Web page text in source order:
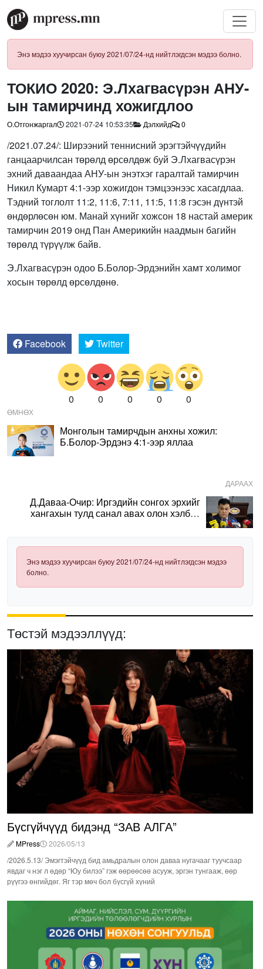
Энэ мэдээ хуучирсан буюу 2021/07/24-нд нийтлэгдсэн мэдээ болно.
ТОКИО 2020: Э.Лхагвасүрэн АНУ-
ын тамирчинд хожигдлоо
О.Отгонжаргал 2021-07-24 10:53:35 Дэлхийд 0
/2021.07.24/: Ширээний теннисний эрэгтэйчүүдийн
ганцаарчилсан төрөлд өрсөлдөж буй Э.Лхагвасүрэн
эхний даваандаа АНУ-ын энэтхэг гаралтай тамирчин
Никил Кумарт 4:1-ээр хожигдон тэмцээнээс хасагдлаа.
Тэдний тоглолт 11:2, 11:6, 7:11, 11:5, 11:8 гэсэн дүнтэй
өндөрлөсөн юм. Манай хүнийг хожсон 18 настай америк
тамирчин 2019 онд Пан Америкийн наадмын багийн
төрөлд түрүүлж байв.
Э.Лхагвасүрэн одоо Б.Болор-Эрдэнийн хамт холимог
хосын төрөлд өрсөлдөнө.
Facebook Twitter
0 0 0 0 0
ӨМНӨХ
Монголын тамирчдын анхны хожил:
Б.Болор-Эрдэнэ 4:1-ээр яллаа
ДАРААХ
Д.Даваа-Очир: Иргэдийн сонгох эрхийг
хангахын тулд санал авах олон хэлбэр
Энэ мэдээ хуучирсан буюу 2021/07/24-нд нийтлэгдсэн мэдээ
болно.
Төстэй мэдээллүүд:
Бүсгүйчүүд бидэнд “ЗАВ АЛГА”
MPress
2026/05/13
/2026.5.13/ Эмэгтэйчүүд бид амьдралын олон даваа нугачааг туучсаар
явдаг ч нэг л өдөр “Юу билээ” гэж өөрөөсөө асууж, эргэн тунгааж, өөр
рүүгээ өнгийдөг. Яг тэр мөч бол бүсгүй хүний